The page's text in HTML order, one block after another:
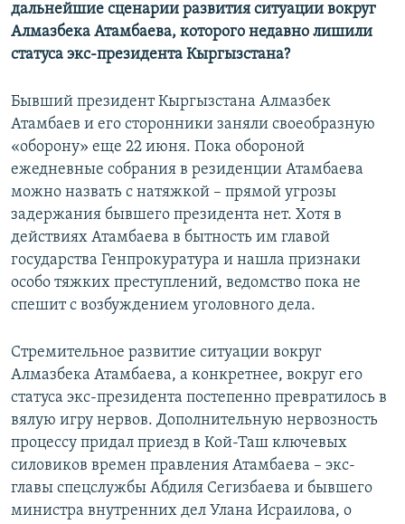
дальнейшие сценарии развития ситуации вокруг
Алмазбека Атамбаева, которого недавно лишили
статуса экс-президента Кыргызстана?
Бывший президент Кыргызстана Алмазбек
Атамбаев и его сторонники заняли своеобразную
«оборону» еще 22 июня. Пока обороной
ежедневные собрания в резиденции Атамбаева
можно назвать с натяжкой – прямой угрозы
задержания бывшего президента нет. Хотя в
действиях Атамбаева в бытность им главой
государства Генпрокуратура и нашла признаки
особо тяжких преступлений, ведомство пока не
спешит с возбуждением уголовного дела.
Стремительное развитие ситуации вокруг
Алмазбека Атамбаева, а конкретнее, вокруг его
статуса экс-президента постепенно превратилось в
вялую игру нервов. Дополнительную нервозность
процессу придал приезд в Кой-Таш ключевых
силовиков времен правления Атамбаева – экс-
главы спецслужбы Абдиля Сегизбаева и бывшего
министра внутренних дел Улана Исраилова, о